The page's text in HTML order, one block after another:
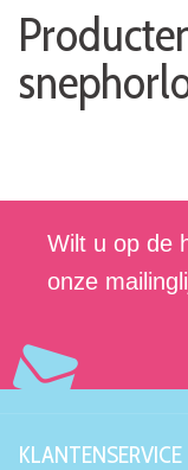
Wilt u op de
onze
KLANTENSERVICE